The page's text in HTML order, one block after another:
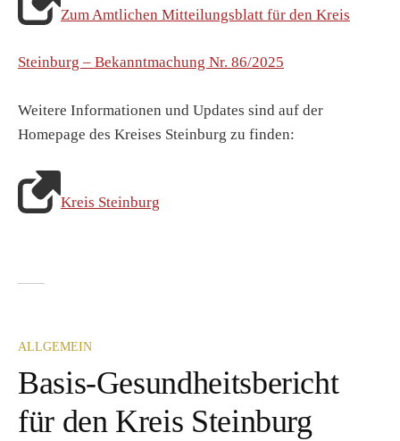
Zum Amtlichen Mitteilungsblatt für den Kreis
Steinburg – Bekanntmachung Nr. 86/2025
Weitere Informationen und Updates sind auf der
Homepage des Kreises Steinburg zu finden:
Kreis Steinburg
ALLGEMEIN
Basis-Gesundheitsbericht
für den Kreis Steinburg